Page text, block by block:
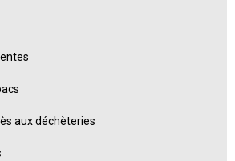
aux déchèteries